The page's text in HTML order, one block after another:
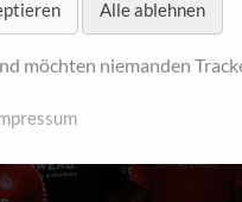
Alle ablehnen
möchten niemanden